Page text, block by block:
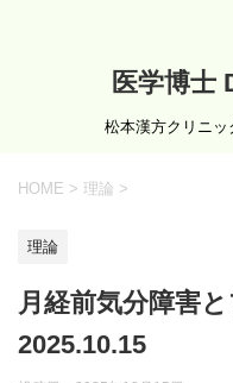
医学博士
松本漢方クリニ
HOME > 理論 >
理論
月経前気分障害
2025.10.15